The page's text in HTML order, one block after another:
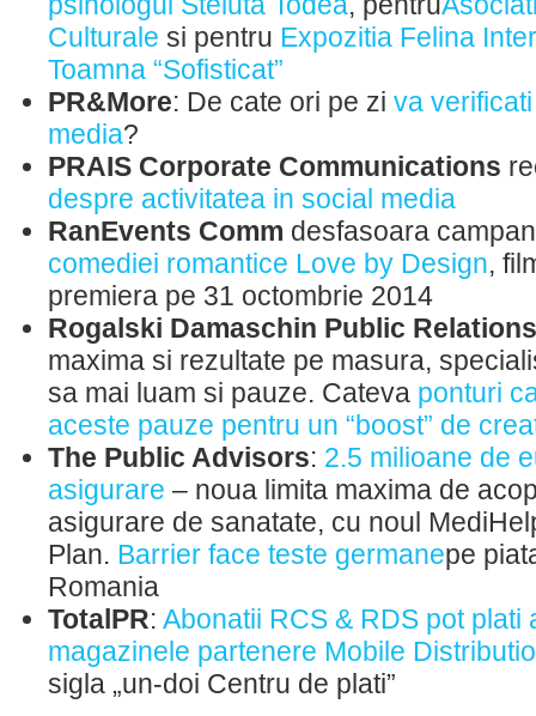
Culturale si pentru Expozitia Felina
Toamna “Sofisticat”
PR&More: De cate ori pe zi va
media?
PRAIS Corporate Communications
despre activitatea in social media
RanEvents Comm desfasoara
comediei romantice Love by Design,
premiera pe 31 octombrie 2014
Rogalski Damaschin Public Relations
maxima si rezultate pe masura,
sa mai luam si pauze. Cateva ponturi
aceste pauze pentru un “boost” de
The Public Advisors: 2.5 milioane de
asigurare – noua limita maxima de
asigurare de sanatate, cu noul
Plan. Barrier face teste germanepe
Romania
TotalPR: Abonatii RCS & RDS pot plati
magazinele partenere Mobile
sigla „un-doi Centru de plati”